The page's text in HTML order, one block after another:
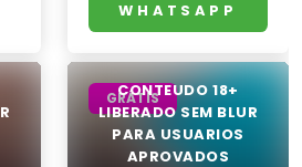
WHATSAPP
GRÁTIS